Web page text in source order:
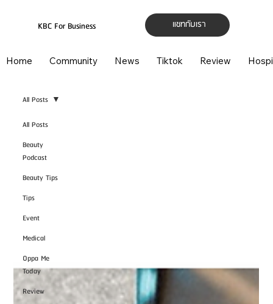
แชทกับเรา
KBC For Business
Home Community News Tiktok Review
All Posts
Beauty
Podcast
Beauty Tips
Tips
Event
Medical
Oppa Me
Today
Review
All Posts